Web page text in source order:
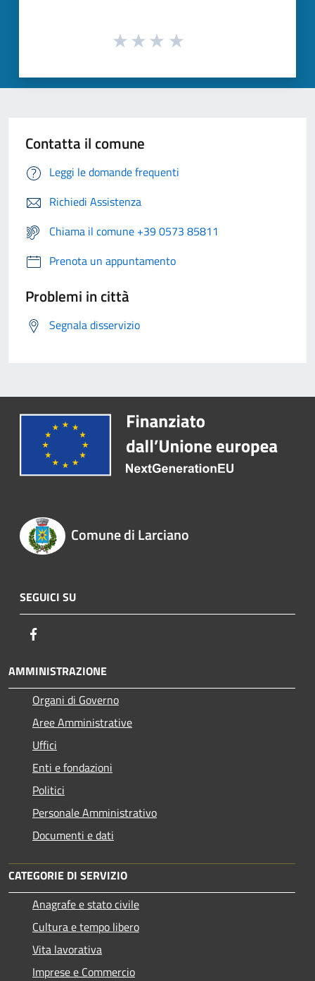
Contatta il comune
Leggi le domande frequenti
Richiedi Assistenza
Chiama il comune +39 0573 85811
Prenota un appuntamento
Problemi in città
Segnala disservizio
Comune di Larciano
SEGUICI SU
AMMINISTRAZIONE
Organi di Governo
Aree Amministrative
Uffici
Enti e fondazioni
Politici
Personale Amministrativo
Documenti e dati
CATEGORIE DI SERVIZIO
Anagrafe e stato civile
Cultura e tempo libero
Vita lavorativa
Imprese e Commercio